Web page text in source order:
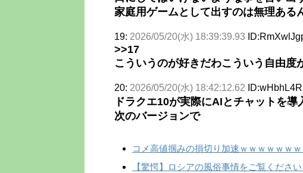
家庭用ゲームとして出すのは無理ある
19: 2026/05/20(水) 18:39:39.93
>>17
こういうのが好きだわこういう自由度
20: 2026/05/20(水) 18:42:12.62
ドラクエ10が実際にAIとチャットを
次のバージョンで
コメ高値掴みの損切り加速ｗｗｗｗｗｗｗ
【驚愕】ロシアの風俗事情をご覧くださ